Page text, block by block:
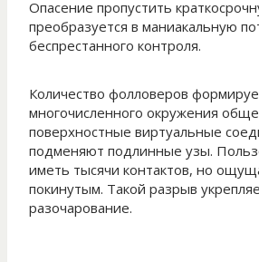
Опасение пропустить
преобразуется в маниакальную
беспрестанного контроля.
Количество фолловеров
многочисленного окружения
поверхностные виртуальные
подменяют подлинные узы.
иметь тысячи контактов, но
покинутым. Такой разрыв
разочарование.